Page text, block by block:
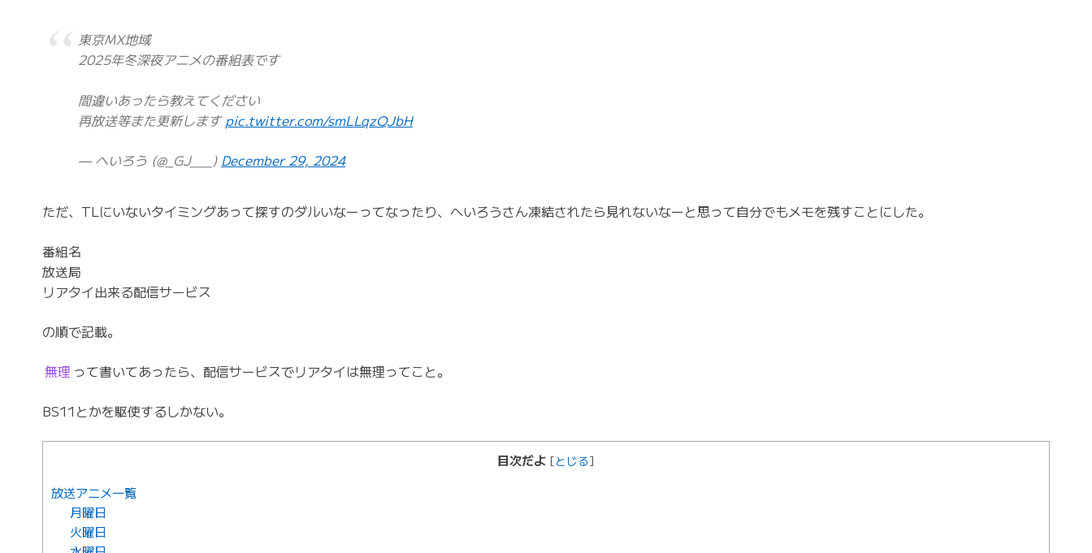
東京MX地域
2025年冬深夜アニメの番組表です
間違いあったら教えてください
再放送等また更新しますpic.twitter.com/smLLqzQJbH
— へいろう (@_GJ___) December 29, 2024
ただ、TLにいないタイミングあって探すのダルいなーってなったり、へいろうさん凍結されたら見れないなーと思って自分でもメモを残すことにした。
番組名
放送局
リアタイ出来る配信サービス
の順で記載。
無理 って書いてあったら、配信サービスでリアタイは無理ってこと。
BS11とかを駆使するしかない。
目次だよ [とじる]
放送アニメ一覧
月曜日
火曜日